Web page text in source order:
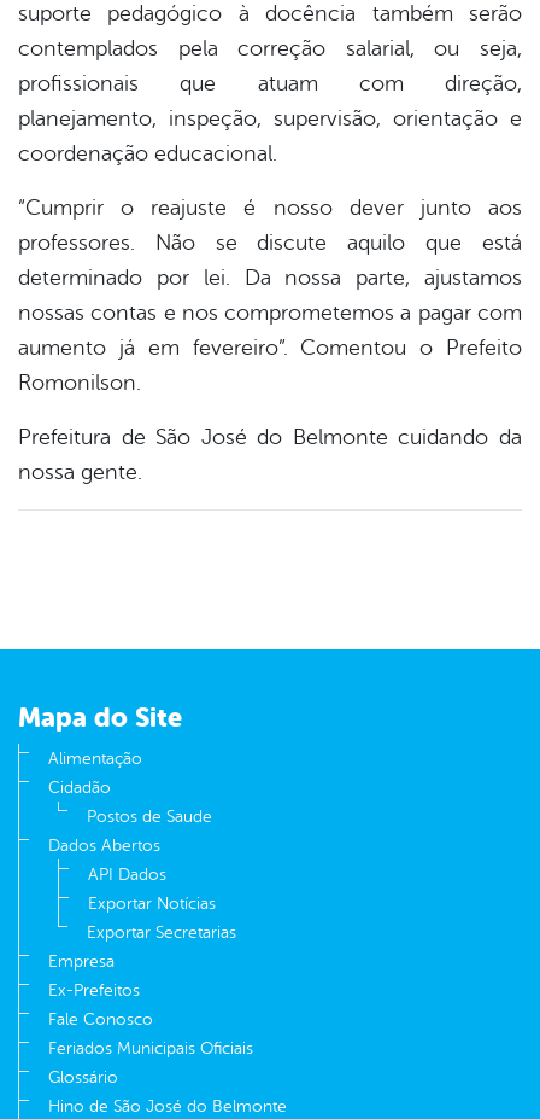
suporte pedagógico à docência também serão
contemplados pela correção salarial, ou seja,
profissionais que atuam com direção,
planejamento, inspeção, supervisão, orientação e
coordenação educacional.
“Cumprir o reajuste é nosso dever junto aos
professores. Não se discute aquilo que está
determinado por lei. Da nossa parte, ajustamos
nossas contas e nos comprometemos a pagar com
aumento já em fevereiro”. Comentou o Prefeito
Romonilson.
Prefeitura de São José do Belmonte cuidando da
nossa gente.
Mapa do Site
Alimentação
Cidadão
Postos de Saude
Dados Abertos
API Dados
Exportar Notícias
Exportar Secretarias
Empresa
Ex-Prefeitos
Fale Conosco
Feriados Municipais Oficiais
Glossário
Hino de São José do Belmonte